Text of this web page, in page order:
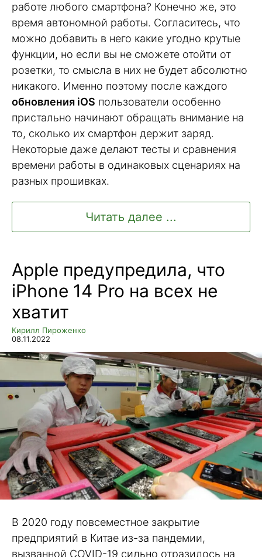
работе любого смартфона? Конечно же, это
время автономной работы. Согласитесь, что
можно добавить в него какие угодно крутые
функции, но если вы не сможете отойти от
розетки, то смысла в них не будет абсолютно
никакого. Именно поэтому после каждого
обновления iOS пользователи особенно
пристально начинают обращать внимание на
то, сколько их смартфон держит заряд.
Некоторые даже делают тесты и сравнения
времени работы в одинаковых сценариях на
разных прошивках.
Читать далее ...
Apple предупредила, что
iPhone 14 Pro на всех не
хватит
Кирилл Пироженко
08.11.2022
В 2020 году повсеместное закрытие
предприятий в Китае из-за пандемии,
вызванной COVID-19 сильно отразилось на